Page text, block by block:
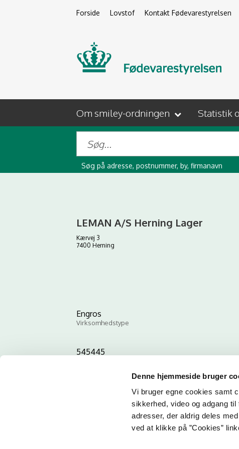
Denne hjemmeside bruger
Vi bruger egne cookies samt
sikkerhed, video og adgang
adresser, der aldrig deles
ved at klikke på ”Cookies”
Forside Lovstof Kontakt Fødevarestyrelsen
Om smiley-ordningen Statistik
Søg på adresse, postnummer, by, firmanavn
LEMAN A/S Herning Lager
Kærvej 3
7400 Herning
Engros
Virksomhedstype
545445